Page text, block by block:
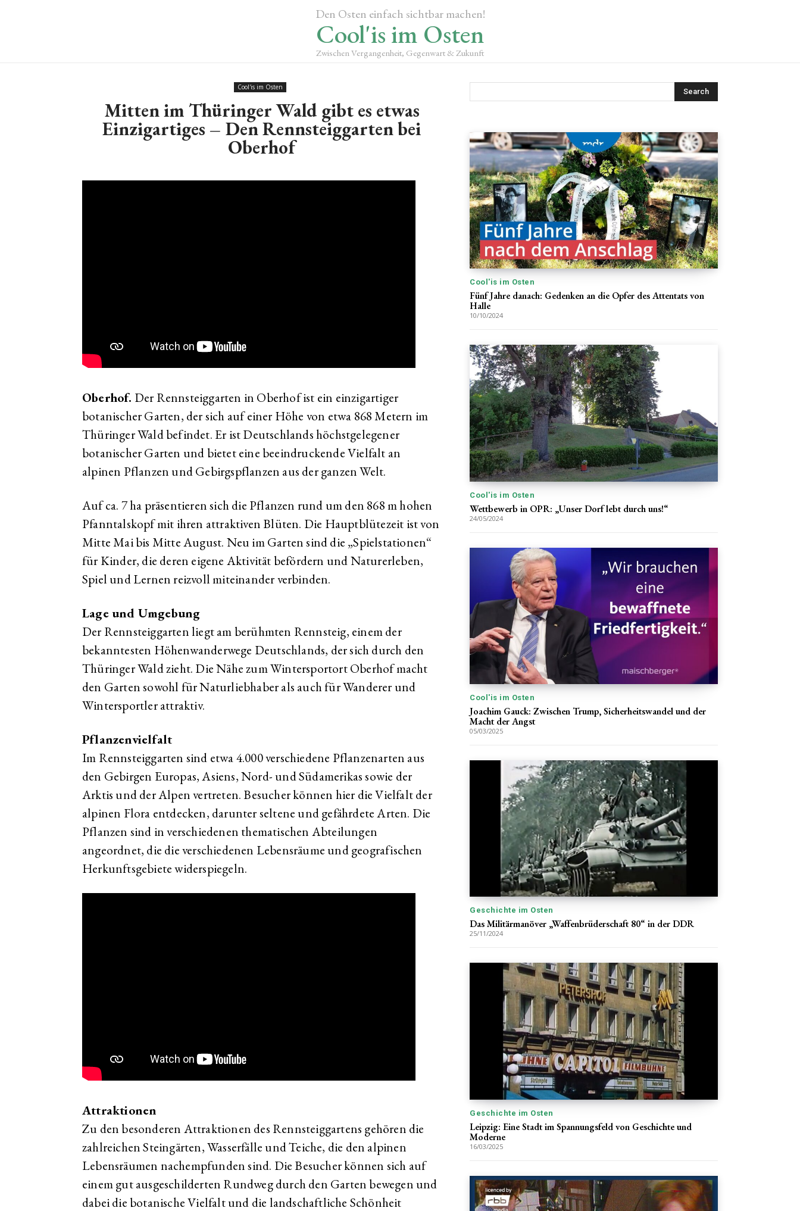
Den Osten einfach sichtbar machen!
Cool'is im Osten
Zwischen Vergangenheit, Gegenwart & Zukunft
Cool'is im Osten
Mitten im Thüringer Wald gibt es etwas
Einzigartiges – Den Rennsteiggarten bei
Oberhof
Oberhof. Der Rennsteiggarten in Oberhof ist ein einzigartiger
botanischer Garten, der sich auf einer Höhe von etwa 868 Metern im
Thüringer Wald befindet. Er ist Deutschlands höchstgelegener
botanischer Garten und bietet eine beeindruckende Vielfalt an
alpinen Pflanzen und Gebirgspflanzen aus der ganzen Welt.
Auf ca. 7 ha präsentieren sich die Pflanzen rund um den 868 m hohen
Pfanntalskopf mit ihren attraktiven Blüten. Die Hauptblütezeit ist von
Mitte Mai bis Mitte August. Neu im Garten sind die „Spielstationen“
für Kinder, die deren eigene Aktivität befördern und Naturerleben,
Spiel und Lernen reizvoll miteinander verbinden.
Lage und Umgebung
Der Rennsteiggarten liegt am berühmten Rennsteig, einem der
bekanntesten Höhenwanderwege Deutschlands, der sich durch den
Thüringer Wald zieht. Die Nähe zum Wintersportort Oberhof macht
den Garten sowohl für Naturliebhaber als auch für Wanderer und
Wintersportler attraktiv.
Pflanzenvielfalt
Im Rennsteiggarten sind etwa 4.000 verschiedene Pflanzenarten aus
den Gebirgen Europas, Asiens, Nord- und Südamerikas sowie der
Arktis und der Alpen vertreten. Besucher können hier die Vielfalt der
alpinen Flora entdecken, darunter seltene und gefährdete Arten. Die
Pflanzen sind in verschiedenen thematischen Abteilungen
angeordnet, die die verschiedenen Lebensräume und geografischen
Herkunftsgebiete widerspiegeln.
Attraktionen
Zu den besonderen Attraktionen des Rennsteiggartens gehören die
zahlreichen Steingärten, Wasserfälle und Teiche, die den alpinen
Lebensräumen nachempfunden sind. Die Besucher können sich auf
einem gut ausgeschilderten Rundweg durch den Garten bewegen und
dabei die botanische Vielfalt und die landschaftliche Schönheit
Search
Cool'is im Osten
Fünf Jahre danach: Gedenken an die Opfer des Attentats von
Halle
10/10/2024
Cool'is im Osten
Wettbewerb in OPR: „Unser Dorf lebt durch uns!“
24/05/2024
Cool'is im Osten
Joachim Gauck: Zwischen Trump, Sicherheitswandel und der
Macht der Angst
05/03/2025
Geschichte im Osten
Das Militärmanöver „Waffenbrüderschaft 80“ in der DDR
25/11/2024
Geschichte im Osten
Leipzig: Eine Stadt im Spannungsfeld von Geschichte und
Moderne
16/03/2025